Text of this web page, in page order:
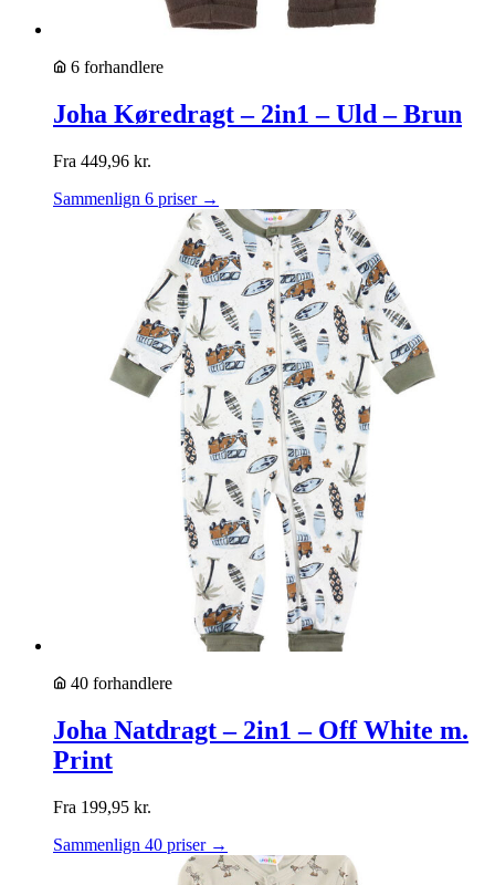
6 forhandlere
Joha Køredragt – 2in1 – Uld – Brun
Fra 449,96 kr.
Sammenlign 6 priser →
40 forhandlere
Joha Natdragt – 2in1 – Off White m.
Print
Fra 199,95 kr.
Sammenlign 40 priser →